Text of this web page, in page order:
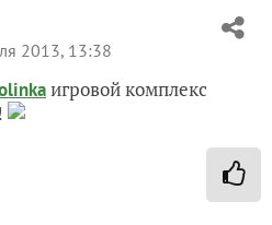
2013, 13:38
игровой комплекс